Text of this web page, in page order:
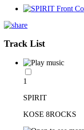
Track List
1
SPIRIT
KOSE 8ROCKS